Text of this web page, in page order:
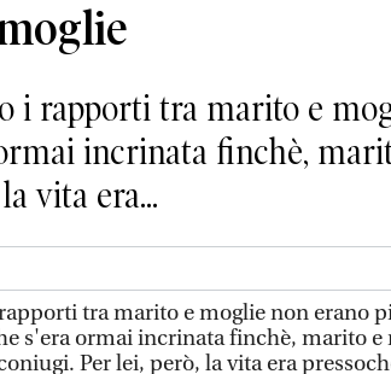
i rapporti tra marito e
incrinata finchè,
vita era...
tra marito e moglie non erano
s'era ormai incrinata finchè, marito e
Per lei, però, la vita era